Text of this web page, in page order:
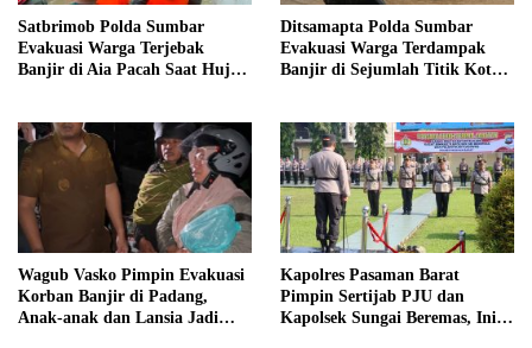
Satbrimob Polda Sumbar
Evakuasi Warga Terjebak
Banjir di Aia Pacah Saat Hujan
Ditsamapta Polda Sumbar
Evakuasi Warga Terdampak
Banjir di Sejumlah Titik Kota
Wagub Vasko Pimpin Evakuasi
Korban Banjir di Padang,
Anak-anak dan Lansia Jadi
Kapolres Pasaman Barat
Pimpin Sertijab PJU dan
Kapolsek Sungai Beremas, Ini